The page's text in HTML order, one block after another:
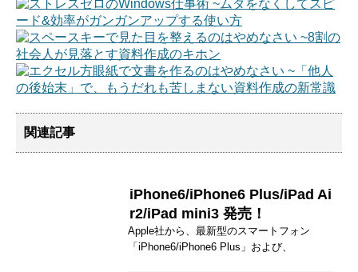
関連記事
iPhone6/iPhone6 Plus/iPad Ai
r2/iPad mini3 発売！
Apple社から、最新型のスマートフォン
「iPhone6/iPhone6 Plus」および、